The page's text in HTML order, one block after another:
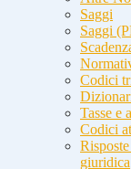
Saggi
Saggi
Codici
Tasse e
Codici
giuridica